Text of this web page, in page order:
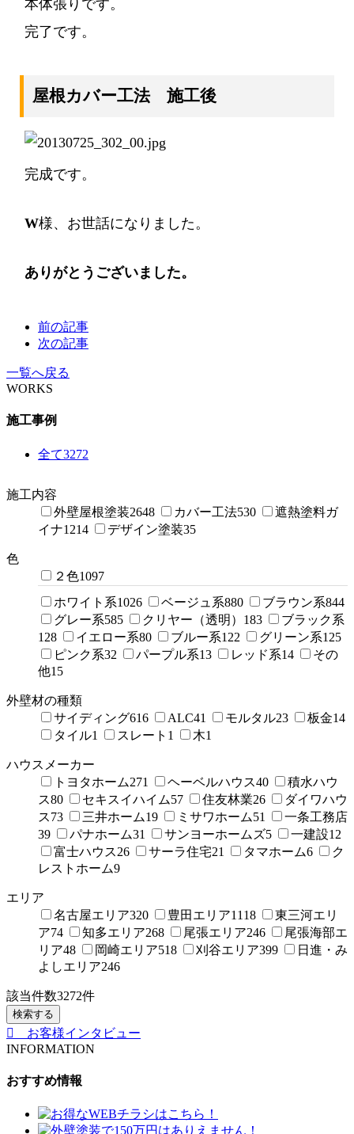
本体張りです。
完了です。
屋根カバー工法 施工後
完成です。
W様、お世話になりました。
ありがとうございました。
前の記事
次の記事
一覧へ戻る
WORKS
施工事例
全て3272
施工内容
外壁屋根塗装2648 カバー工法530
遮熱塗料ガ
イナ1214 デザイン塗装35
色
２色1097
ホワイト系1026 ベージュ系880 ブラウン系844
グレー系585 クリヤー（透明） 183
ブラック系
128
イエロー系80 ブルー系122 グリーン系125
ピンク系32 パープル系13 レッド系14
その
他15
外壁材の種類
サイディング616 ALC41 モルタル23 板金14
タイル1 スレート 1 木1
ハウスメーカー
トヨタホーム271 ヘーベルハウス40
積水ハウ
ス80 セキスイハイム57 住友林業26
ダイワハウ
ス73 三井ホーム19 ミサワホーム51
一条工務店
39
パナホーム31 サンヨーホームズ5 一建設12
富士ハウス26 サーラ住宅21 タマホーム6
ク
レストホーム9
エリア
名古屋エリア320 豊田エリア1118
東三河エリ
ア74 知多エリア268 尾張エリア246
尾張海部エ
リア48 岡崎エリア518 刈谷エリア399
日進・み
よしエリア246
該当件数3272件
検索する
お客様インタビュー
INFORMATION
おすすめ情報